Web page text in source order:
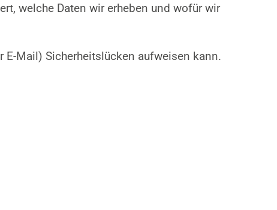
welche Daten wir erheben und wofür wir
Mail) Sicherheitslücken aufweisen kann.